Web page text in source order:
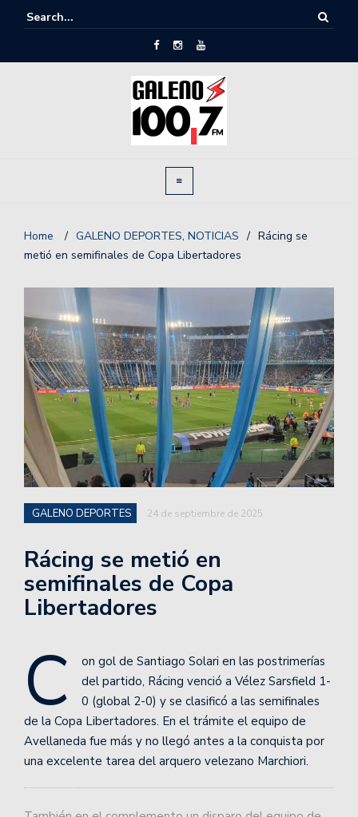
Home / GALENO DEPORTES, NOTICIAS / Rácing se
metió en semifinales de Copa Libertadores
GALENO DEPORTES 24 de septiembre de 2025
Rácing se metió en
semifinales de Copa
Libertadores
C
on gol de Santiago Solari en las postrimerías
del partido, Rácing venció a Vélez Sarsfield 1-
0 (global 2-0) y se clasificó a las semifinales
de la Copa Libertadores. En el trámite el equipo de
Avellaneda fue más y no llegó antes a la conquista por
una excelente tarea del arquero velezano Marchiori.